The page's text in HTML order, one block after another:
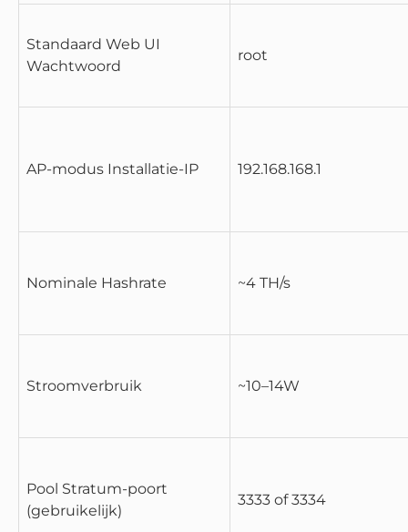
Standaard Web UI
Wachtwoord
root
AP-modus Installatie-IP 192.168.168.1
Nominale Hashrate ~4 TH/s
Stroomverbruik ~10–14W
Pool Stratum-poort
(gebruikelijk)
3333 of 3334